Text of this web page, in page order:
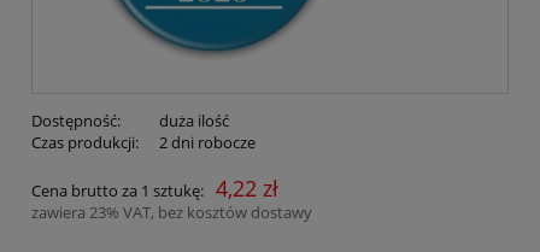
Dostępność:
duża ilość
Czas produkcji:
2 dni robocze
Cena brutto za 1 sztukę: 4,22 zł
zawiera 23% VAT, bez kosztów dostawy